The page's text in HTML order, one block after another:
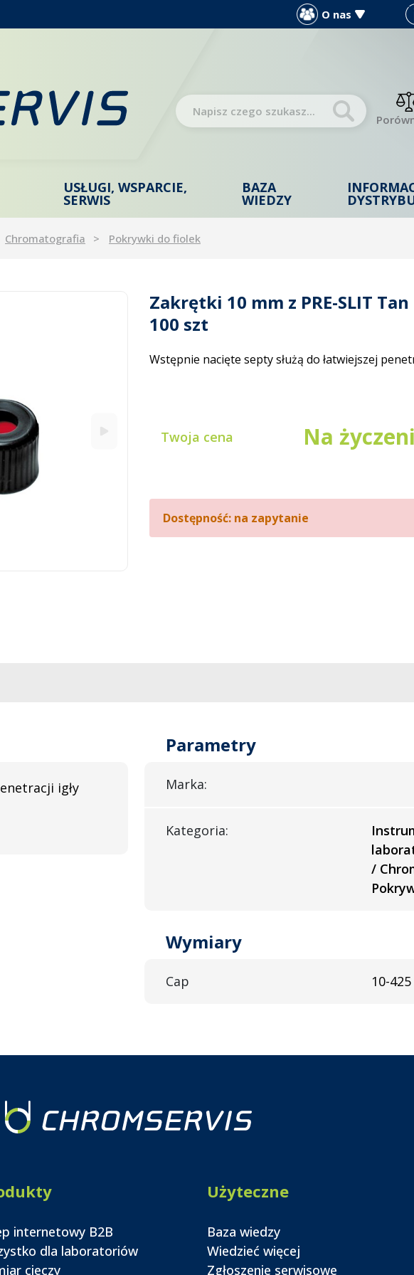
O nas
USŁUGI, WSPARCIE,
SERWIS
BAZA
WIEDZY
Chromatografia Pokrywki do fiolek
Zakrętki 10 mm z PRE-SLIT
100 szt
Wstępnie nacięte septy służą do łatwiejszej
Twoja cena Na
Dostępność: na zapytanie
igły
Parametry
Marka:
Kategoria:
/
Wymiary
Cap 10-425
internetowy B2B
dla laboratoriów
cieczy
Użyteczne
Baza wiedzy
Wiedzieć więcej
Zgłoszenie serwisowe